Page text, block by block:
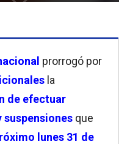
prorrogó por
la
de efectuar
suspensiones que
lunes 31 de